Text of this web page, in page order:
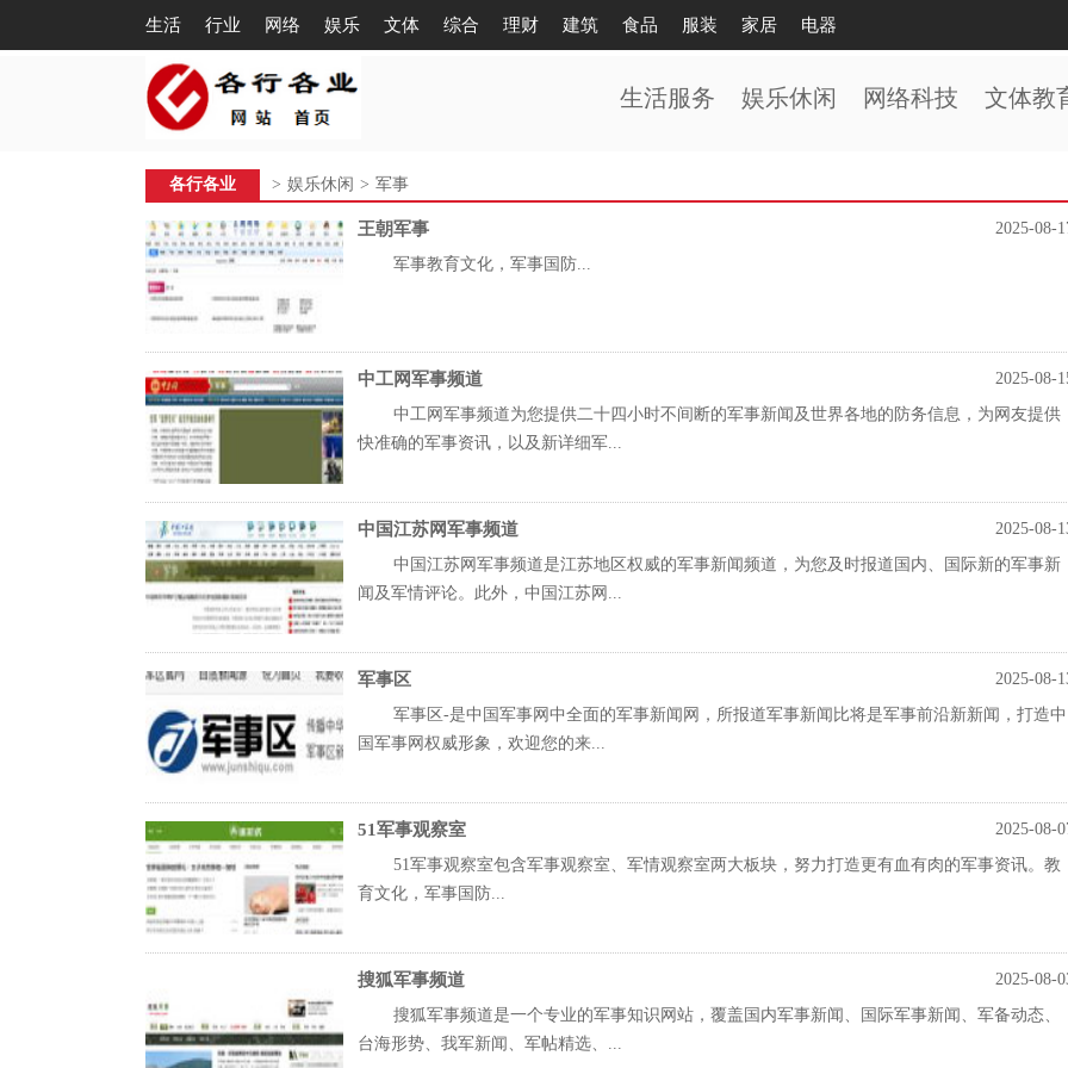
生活 行业 网络 娱乐 文体 综合 理财 建筑 食品 服装 家居 电器
生活服务 娱乐休闲 网络科技 文体教
各行各业 > 娱乐休闲 > 军事
王朝军事
2025-08-
军事教育文化，军事国防...
中工网军事频道
2025-08-
中工网军事频道为您提供二十四小时不间断的军事新闻及世界各地的防务信息，为网友提供
快准确的军事资讯，以及新详细军...
中国江苏网军事频道
2025-08-
中国江苏网军事频道是江苏地区权威的军事新闻频道，为您及时报道国内、国际新的军事新
闻及军情评论。此外，中国江苏网...
军事区
2025-08-
军事区-是中国军事网中全面的军事新闻网，所报道军事新闻比将是军事前沿新新闻，打造中
国军事网权威形象，欢迎您的来...
51军事观察室
2025-08-
51军事观察室包含军事观察室、军情观察室两大板块，努力打造更有血有肉的军事资讯。教
育文化，军事国防...
搜狐军事频道
2025-08-
搜狐军事频道是一个专业的军事知识网站，覆盖国内军事新闻、国际军事新闻、军备动态、
台海形势、我军新闻、军帖精选、...